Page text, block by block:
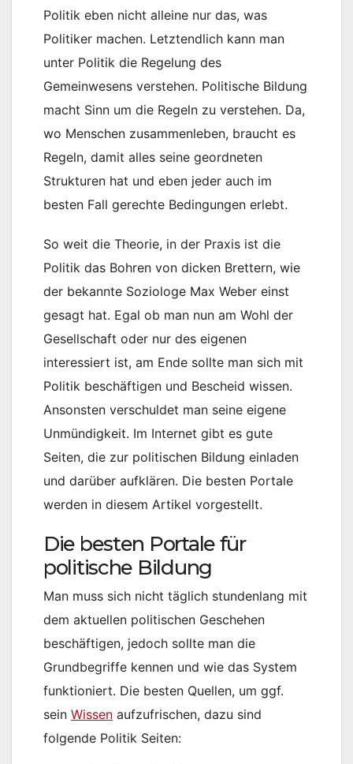
Politik eben nicht alleine nur das, was
Politiker machen. Letztendlich kann man
unter Politik die Regelung des
Gemeinwesens verstehen. Politische Bildung
macht Sinn um die Regeln zu verstehen. Da,
wo Menschen zusammenleben, braucht es
Regeln, damit alles seine geordneten
Strukturen hat und eben jeder auch im
besten Fall gerechte Bedingungen erlebt.
So weit die Theorie, in der Praxis ist die
Politik das Bohren von dicken Brettern, wie
der bekannte Soziologe Max Weber einst
gesagt hat. Egal ob man nun am Wohl der
Gesellschaft oder nur des eigenen
interessiert ist, am Ende sollte man sich mit
Politik beschäftigen und Bescheid wissen.
Ansonsten verschuldet man seine eigene
Unmündigkeit. Im Internet gibt es gute
Seiten, die zur politischen Bildung einladen
und darüber aufklären. Die besten Portale
werden in diesem Artikel vorgestellt.
Die besten Portale für
politische Bildung
Man muss sich nicht täglich stundenlang mit
dem aktuellen politischen Geschehen
beschäftigen, jedoch sollte man die
Grundbegriffe kennen und wie das System
funktioniert. Die besten Quellen, um ggf.
sein Wissen aufzufrischen, dazu sind
folgende Politik Seiten: